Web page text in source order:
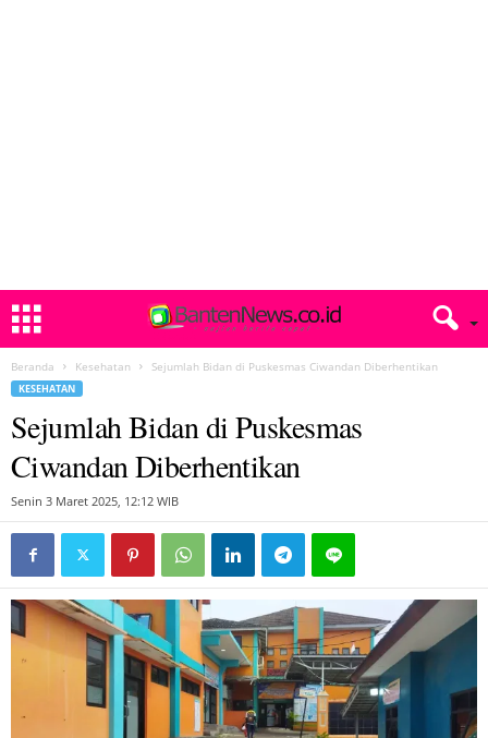
Beranda Kesehatan Sejumlah Bidan di Puskesmas Ciwandan Diberhentikan
KESEHATAN
Sejumlah Bidan di Puskesmas
Ciwandan Diberhentikan
Senin 3 Maret 2025, 12:12 WIB